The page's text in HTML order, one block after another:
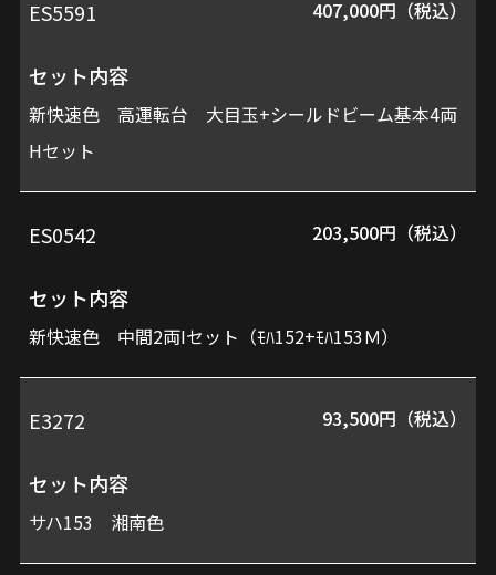
ES5591 407,000円（税込）
セット内容
新快速色 高運転台 大目玉+シールドビーム基本4両
Hセット
ES0542 203,500円（税込）
セット内容
新快速色 中間2両Iセット（ﾓﾊ152+ﾓﾊ153Ｍ）
E3272 93,500円（税込）
セット内容
サハ153 湘南色